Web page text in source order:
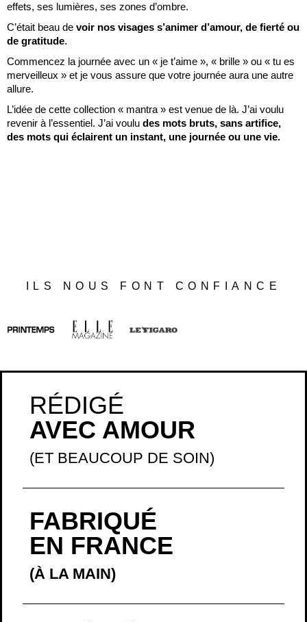
effets, ses lumières, ses zones d’ombre.
C’était beau de voir nos visages s’animer d’amour, de fierté ou
de gratitude.
Commencez la journée avec un « je t’aime », « brille » ou « tu es
merveilleux » et je vous assure que votre journée aura une autre
allure.
L’idée de cette collection « mantra » est venue de là. J’ai voulu
revenir à l’essentiel. J’ai voulu des mots bruts, sans artifice,
des mots qui éclairent un instant, une journée ou une vie.
ILS NOUS FONT CONFIANCE
RÉDIGÉ
AVEC AMOUR
(ET BEAUCOUP DE SOIN)
FABRIQUÉ
EN FRANCE
(À LA MAIN)